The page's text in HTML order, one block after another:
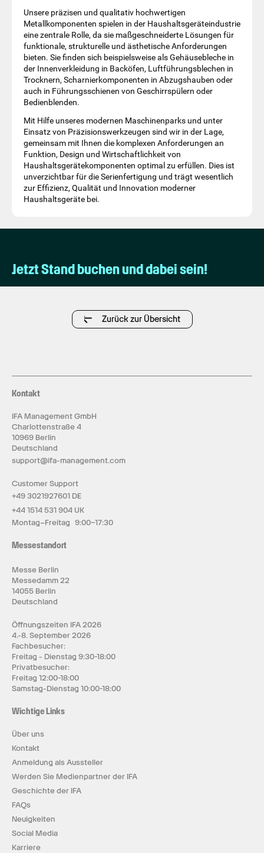
Unsere präzisen und qualitativ hochwertigen
Metallkomponenten spielen in der Haushaltsgeräteindustrie
eine zentrale Rolle, da sie maßgeschneiderte Lösungen für
funktionale, strukturelle und ästhetische Anforderungen
bieten. Sie finden sich beispielsweise als Gehäusebleche in
der Innenverkleidung in Backöfen, Luftführungsblechen in
Trocknern, Scharnierkomponenten in Abzugshauben oder
auch in Führungsschienen von Geschirrspülern oder
Bedienblenden.
Mit Hilfe unseres modernen Maschinenparks und unter
Einsatz von Präzisionswerkzeugen sind wir in der Lage,
gemeinsam mit Ihnen die komplexen Anforderungen an
Funktion, Design und Wirtschaftlichkeit von
Haushaltsgerätekomponenten optimal zu erfüllen. Dies ist
unverzichtbar für die Serienfertigung und trägt wesentlich
zur Effizienz, Qualität und Innovation moderner
Haushaltsgeräte bei.
Jetzt Stand buchen und dabei sein!
Zurück zur Übersicht
Kontakt
IFA Management GmbH
Charlottenstraße 4
10969 Berlin
Deutschland
support@ifa-management.com
Customer Support
+49 3021927601 DE
+44 1514 531 904 UK
Montag–Freitag 9:00–17:30
Messestandort
Messe Berlin
Messedamm 22
14055 Berlin
Deutschland
Öffnungszeiten IFA 2026
4.-8. September 2026
Fachbesucher:
Freitag - Dienstag 9:30-18:00
Privatbesucher:
Freitag 12:00-18:00
Samstag-Dienstag 10:00-18:00
Wichtige Links
Über uns
Kontakt
Anmeldung als Aussteller
Werden Sie Medienpartner der IFA
Geschichte der IFA
FAQs
Neuigkeiten
Social Media
Karriere